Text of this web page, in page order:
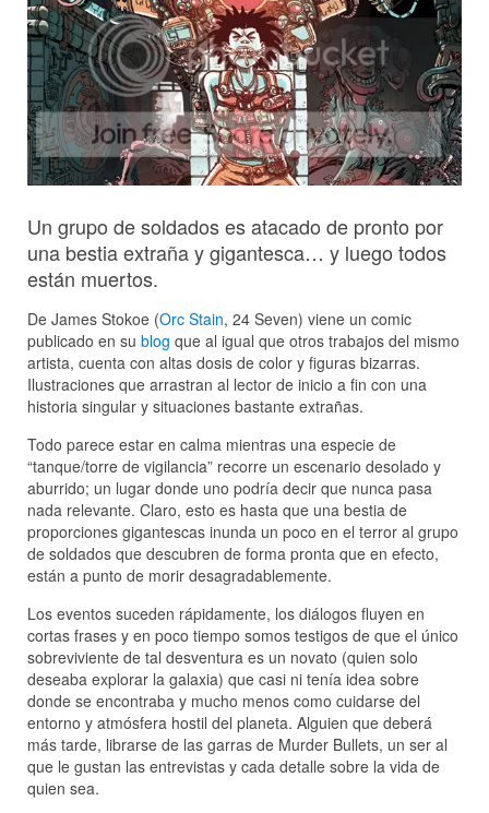
Un grupo de soldados es atacado de pronto por
una bestia extraña y gigantesca… y luego todos
están muertos.
De James Stokoe (Orc Stain, 24 Seven) viene un comic
publicado en su blog que al igual que otros trabajos del mismo
artista, cuenta con altas dosis de color y figuras bizarras.
Ilustraciones que arrastran al lector de inicio a fin con una
historia singular y situaciones bastante extrañas.
Todo parece estar en calma mientras una especie de
“tanque/torre de vigilancia” recorre un escenario desolado y
aburrido; un lugar donde uno podría decir que nunca pasa
nada relevante. Claro, esto es hasta que una bestia de
proporciones gigantescas inunda un poco en el terror al grupo
de soldados que descubren de forma pronta que en efecto,
están a punto de morir desagradablemente.
Los eventos suceden rápidamente, los diálogos fluyen en
cortas frases y en poco tiempo somos testigos de que el único
sobreviviente de tal desventura es un novato (quien solo
deseaba explorar la galaxia) que casi ni tenía idea sobre
donde se encontraba y mucho menos como cuidarse del
entorno y atmósfera hostil del planeta. Alguien que deberá
más tarde, librarse de las garras de Murder Bullets, un ser al
que le gustan las entrevistas y cada detalle sobre la vida de
quien sea.